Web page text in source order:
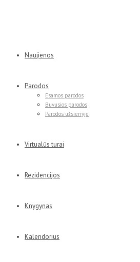
Naujienos
Parodos
Esamos parodos
Buvusios parodos
Parodos užsienyje
Virtualūs turai
Rezidencijos
Knygynas
Kalendorius